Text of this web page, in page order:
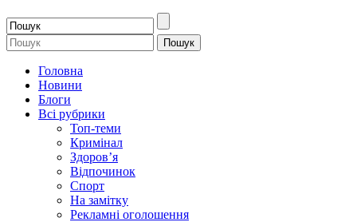
Головна
Новини
Блоги
Всі рубрики
Топ-теми
Кримінал
Здоров’я
Відпочинок
Спорт
На замітку
Рекламні оголошення